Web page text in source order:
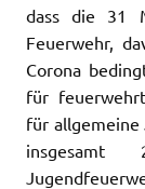
dass die 31
Feuerwehr,
Corona
für
für allgemeine
insgesamt